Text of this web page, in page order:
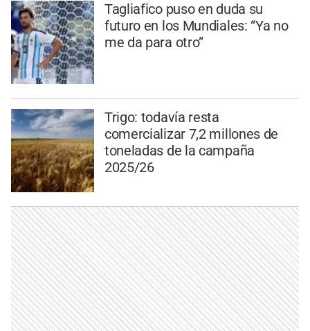
Tagliafico puso en duda su
futuro en los Mundiales: “Ya no
me da para otro”
Trigo: todavía resta
comercializar 7,2 millones de
toneladas de la campaña
2025/26